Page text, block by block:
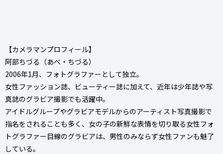
【カメラマンプロフィール】
阿部ちづる（あべ・ちづる）
2006年1月、フォトグラファーとして独立。
女性ファッション誌、ビューティー誌に加えて、近年は少年誌や写
真誌のグラビア撮影でも活躍中。
アイドルグループやグラビアモデルからのアーティスト写真撮影で
指名をされることも多く、女の子の新鮮な表情を切り取る女性フォ
トグラファー目線のグラビアは、男性のみならず女性ファンも魅了
している。